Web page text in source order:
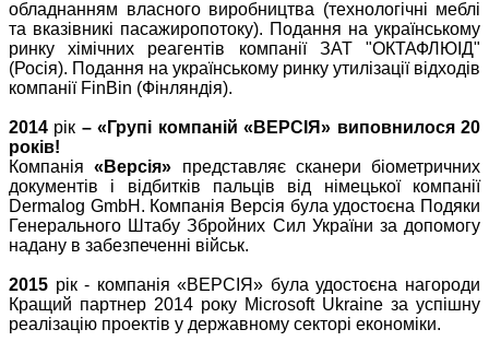
обладнанням власного виробництва (технологічні меблі
та вказівникі пасажиропотоку). Подання на українському
ринку хімічних реагентів компанії ЗАТ "ОКТАФЛЮІД"
(Росія). Подання на українському ринку утилізації відходів
компанії FinBin (Фінляндія).
2014 рік – «Групі компаній «ВЕРСІЯ» виповнилося 20
років!
Компанія«Версія» представляє сканери біометричних
документів і відбитків пальців від німецької компанії
Dermalog GmbH. Компанія Версія була удостоєна Подяки
Генерального Штабу Збройних Сил України за допомогу
надану в забезпеченні військ.
2015 рік - компанія «ВЕРСІЯ» була удостоєна нагороди
Кращий партнер 2014 року Microsoft Ukraine за успішну
реалізацію проектів у державному секторі економіки.